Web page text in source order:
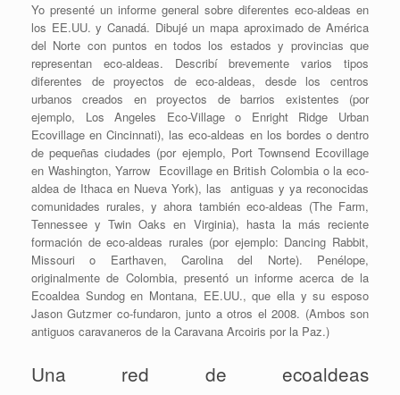
Yo presenté un informe general sobre diferentes eco-aldeas en
los EE.UU. y Canadá. Dibujé un mapa aproximado de América
del Norte con puntos en todos los estados y provincias que
representan eco-aldeas. Describí brevemente varios tipos
diferentes de proyectos de eco-aldeas, desde los centros
urbanos creados en proyectos de barrios existentes (por
ejemplo, Los Angeles Eco-Village o Enright Ridge Urban
Ecovillage en Cincinnati), las eco-aldeas en los bordes o dentro
de pequeñas ciudades (por ejemplo, Port Townsend Ecovillage
en Washington, Yarrow Ecovillage en British Colombia o la eco-
aldea de Ithaca en Nueva York), las antiguas y ya reconocidas
comunidades rurales, y ahora también eco-aldeas (The Farm,
Tennessee y Twin Oaks en Virginia), hasta la más reciente
formación de eco-aldeas rurales (por ejemplo: Dancing Rabbit,
Missouri o Earthaven, Carolina del Norte). Penélope,
originalmente de Colombia, presentó un informe acerca de la
Ecoaldea Sundog en Montana, EE.UU., que ella y su esposo
Jason Gutzmer co-fundaron, junto a otros el 2008. (Ambos son
antiguos caravaneros de la Caravana Arcoiris por la Paz.)
Una red de ecoaldeas